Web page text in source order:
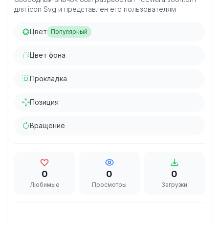
для icon Svg и представлен его пользователям
Цвет Популярный
Цвет фона
Прокладка
Позиция
Вращение
0
Любимые
0
Просмотры
0
Загрузки